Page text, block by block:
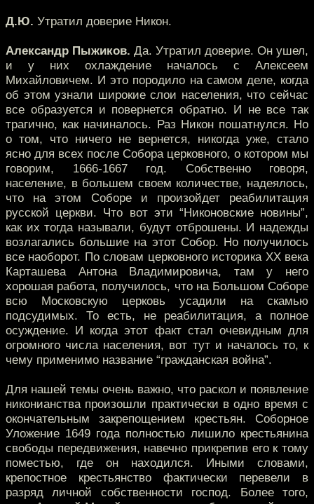
Д.Ю. Утратил доверие Никон.
Александр Пыжиков. Да. Утратил доверие. Он ушел,
и у них охлаждение началось с Алексеем
Михайловичем. И это породило на самом деле, когда
об этом узнали широкие слои населения, что сейчас
все образуется и повернется обратно. И не все так
трагично, как начиналось. Раз Никон пошатнулся. Но
о том, что ничего не вернется, никогда уже, стало
ясно для всех после Собора церковного, о котором мы
говорим, 1666-1667 год. Собственно говоря,
население, в большем своем количестве, надеялось,
что на этом Соборе и произойдет реабилитация
русской церкви. Что вот эти “Никоновские новины”,
как их тогда называли, будут отброшены. И надежды
возлагались большие на этот Собор. Но получилось
все наоборот. По словам церковного историка XX века
Карташева Антона Владимировича, там у него
хорошая работа, получилось, что на Большом Соборе
всю Московскую церковь усадили на скамью
подсудимых. То есть, не реабилитация, а полное
осуждение. И когда этот факт стал очевидным для
огромного числа населения, вот тут и началось то, к
чему применимо название “гражданская война”.
Для нашей темы очень важно, что раскол и появление
никонианства произошли практически в одно время с
окончательным закрепощением крестьян. Соборное
Уложение 1649 года полностью лишило крестьянина
свободы передвижения, навечно прикрепив его к тому
поместью, где он находился. Иными словами,
крепостное крестьянство фактически перевели в
разряд личной собственности господ. Более того,